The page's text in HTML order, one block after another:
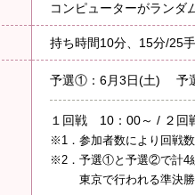
コンピューターがランダ
持ち時間10分、15分/25手
予選①：6月3日(土) 予
１回戦 10：00～ / ２
※1．参加者数により回戦
※2．予選①と予選②で計4
東京で行われる準決